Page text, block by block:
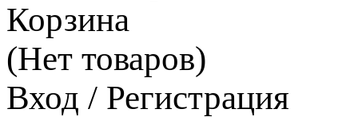
Корзина
(Нет товаров)
Вход / Регистрация